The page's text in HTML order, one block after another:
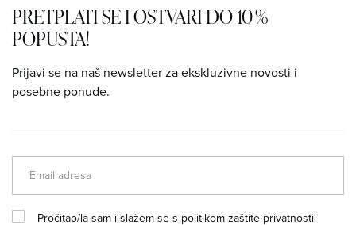
PRETPLATI SE I OSTVARI DO 10 %
POPUSTA!
Prijavi se na naš newsletter za ekskluzivne novosti i
posebne ponude.
Pročitao/la sam i slažem se s politikom zaštite privatnosti